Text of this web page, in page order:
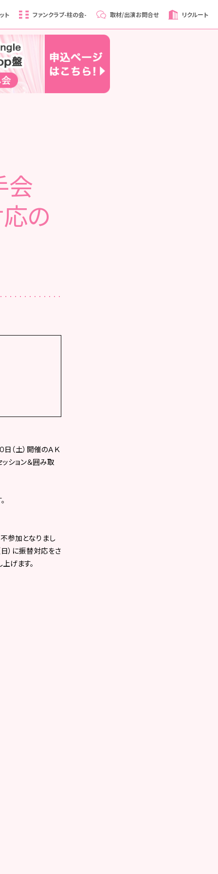
ト ファンクラブ-柱の会- 取材/出演お問合せ リクルート
会
の
日（土）開催のＡＫ
ション＆囲み取
不参加となりまし
日）に振替対応をさ
げます。